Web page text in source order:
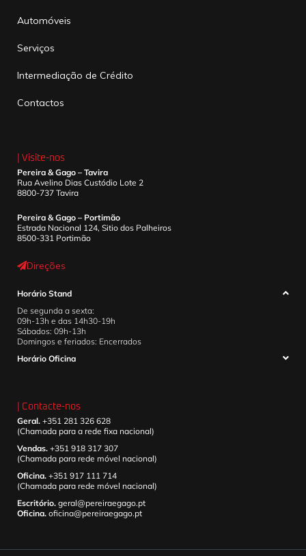
Automóveis
Serviços
Intermediação de Crédito
Contactos
| Visite-nos
Pereira & Gago – Tavira
Rua Avelino Dias Custódio Lote 2
8800-737 Tavira
Pereira & Gago – Portimão
Estrada Nacional 124, Sitio dos Palheiros
8500-331 Portimão
Direções
Horário Stand
De segunda a sexta:
09h-13h e das 14h30-19h
Sábados: 09h-13h
Domingos e feriados: Encerrados
Horário Oficina
| Contacte-nos
Geral. +351 281 326 628
(Chamada para a rede fixa nacional)
Vendas. +351 918 317 307
(Chamada para rede móvel nacional)
Oficina. +351 917 111 714
(Chamada para rede móvel nacional)
Escritório. geral@pereiraegago.pt
Oficina. oficina@pereiraegago.pt